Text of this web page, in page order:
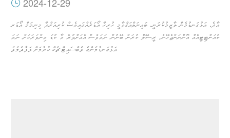
2024-12-29
އާދެ، އަޅުގަނޑުމެން ލާޒިމުކުރަނީ، ބައިނަލްއަޤްވާމީ ހުރިހާ އޯޑަރެއްގައިވެސް ކުރިއަށްދާ މިނިމަމް އޯޑަރ
ކުއަންޓިޓީއެއް އޮންނަންޖެހޭނެ. ރީސޭލް ކުރަން ބޭނުން ނަމަވެސް އެއަށްވުރެ މާ ކުޑަ މިންވަރަކަށް ނަމަ
އަޅުގަނޑުމެންގެ ވެބްސައިޓް ޗެކް ކުރުމަށް ލަފާދެމެވެ